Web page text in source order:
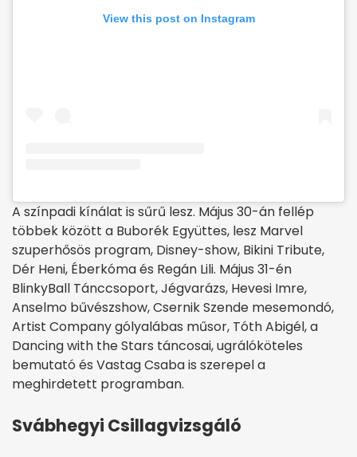
View this post on Instagram
A színpadi kínálat is sűrű lesz. Május 30-án fellép
többek között a Buborék Együttes, lesz Marvel
szuperhősös program, Disney-show, Bikini Tribute,
Dér Heni, Éberkóma és Regán Lili. Május 31-én
BlinkyBall Tánccsoport, Jégvarázs, Hevesi Imre,
Anselmo bűvészshow, Csernik Szende mesemondó,
Artist Company gólyalábas műsor, Tóth Abigél, a
Dancing with the Stars táncosai, ugrálóköteles
bemutató és Vastag Csaba is szerepel a
meghirdetett programban.
Svábhegyi Csillagvizsgáló